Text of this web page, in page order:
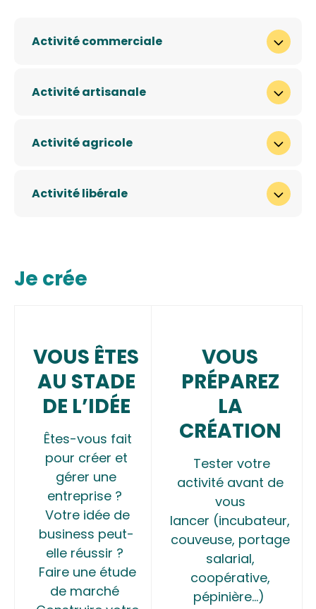
Activité commerciale
Activité artisanale
Activité agricole
Activité libérale
Je crée
VOUS ÊTES
AU STADE
DE L’IDÉE
Êtes-vous fait
pour créer et
gérer une
entreprise ?
Votre idée de
business peut-
elle réussir ?
Faire une étude
de marché
VOUS
PRÉPAREZ
LA
CRÉATION
Tester votre
activité avant de
vous
lancer (incubateur,
couveuse, portage
salarial,
coopérative,
pépinière…)